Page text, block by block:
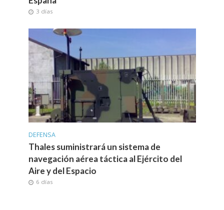
3 días
DEFENSA
Thales suministrará un sistema de
navegación aérea táctica al Ejército del
Aire y del Espacio
6 días